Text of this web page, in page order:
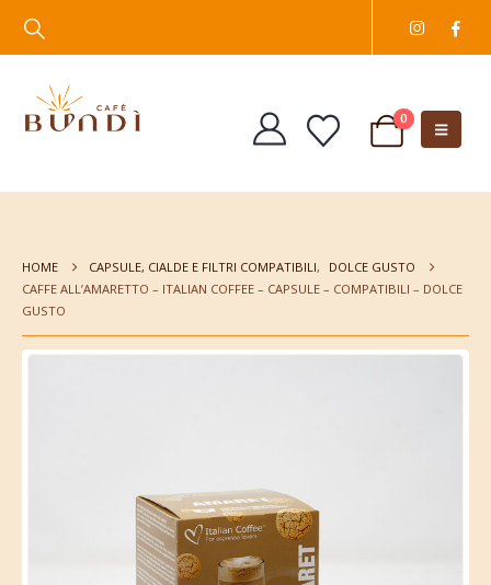
0
HOME CAPSULE, CIALDE E FILTRI COMPATIBILI,
DOLCE GUSTO
CAFFE ALL’AMARETTO – ITALIAN COFFEE – CAPSULE – COMPATIBILI – DOLCE
GUSTO